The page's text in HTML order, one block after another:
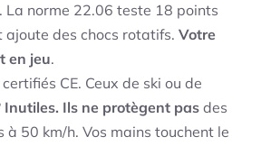
La norme 22.06 teste 18 points
ajoute des chocs rotatifs. Votre
en jeu.
CE. Ceux de ski ou de
Inutiles. Ils ne protègent pas des
à 50 km/h. Vos mains touchent le